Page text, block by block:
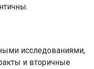
исследованиями,
и вторичные